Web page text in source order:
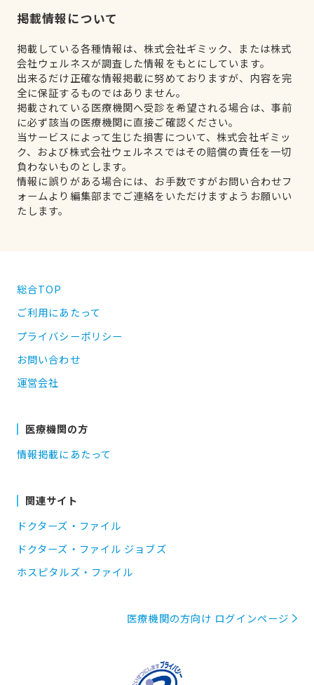
掲載情報について
掲載している各種情報は、株式会社ギミック、または株式
会社ウェルネスが調査した情報をもとにしています。
出来るだけ正確な情報掲載に努めておりますが、内容を完
全に保証するものではありません。
掲載されている医療機関へ受診を希望される場合は、事前
に必ず該当の医療機関に直接ご確認ください。
当サービスによって生じた損害について、株式会社ギミッ
ク、および株式会社ウェルネスではその賠償の責任を一切
負わないものとします。
情報に誤りがある場合には、お手数ですがお問い合わせフ
ォームより編集部までご連絡をいただけますようお願いい
たします。
総合TOP
ご利用にあたって
プライバシーポリシー
お問い合わせ
運営会社
医療機関の方
情報掲載にあたって
関連サイト
ドクターズ・ファイル
ドクターズ・ファイル ジョブズ
ホスピタルズ・ファイル
医療機関の方向け ログインページ